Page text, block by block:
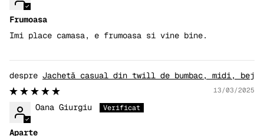
Frumoasa
Imi place camasa, e frumoasa si vine bine.
Jachetă casual din twill de bumbac, midi, bej
13/03/2025
Oana Giurgiu
Aparte